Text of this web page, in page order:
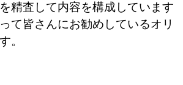
精査して内容を構成しています
て皆さんにお勧めしているオリ
。